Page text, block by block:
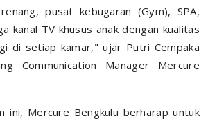
pusat kebugaran (Gym), SPA,
kanal TV khusus anak dengan kualitas
di setiap kamar," ujar Putri Cempaka
Communication Manager Mercure
ini, Mercure Bengkulu berharap untuk